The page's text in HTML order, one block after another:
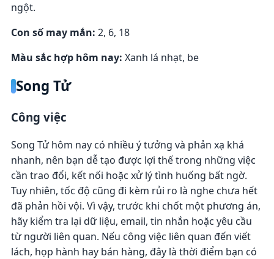
ngột.
Con số may mắn: 2, 6, 18
Màu sắc hợp hôm nay: Xanh lá nhạt, be
Song Tử
Công việc
Song Tử hôm nay có nhiều ý tưởng và phản xạ khá
nhanh, nên bạn dễ tạo được lợi thế trong những việc
cần trao đổi, kết nối hoặc xử lý tình huống bất ngờ.
Tuy nhiên, tốc độ cũng đi kèm rủi ro là nghe chưa hết
đã phản hồi vội. Vì vậy, trước khi chốt một phương án,
hãy kiểm tra lại dữ liệu, email, tin nhắn hoặc yêu cầu
từ người liên quan. Nếu công việc liên quan đến viết
lách, họp hành hay bán hàng, đây là thời điểm bạn có